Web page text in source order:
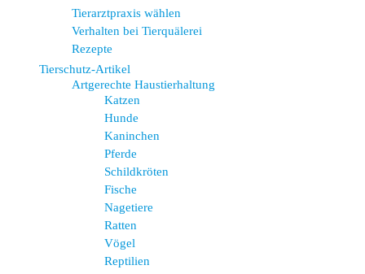
Tierarztpraxis wählen
Verhalten bei Tierquälerei
Rezepte
Tierschutz-Artikel
Artgerechte Haustierhaltung
Katzen
Hunde
Kaninchen
Pferde
Schildkröten
Fische
Nagetiere
Ratten
Vögel
Reptilien